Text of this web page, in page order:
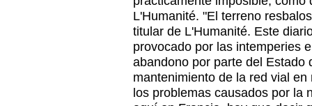
L'Humanité. "El terreno
titular de L'Humanité. Este
provocado por las intemperies
abandono por parte del Estado
mantenimiento de la red vial
los problemas causados por la